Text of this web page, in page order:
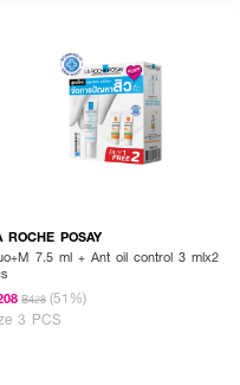
ROCHE POSAY
7.5 ml + Ant oil control 3 mlx2
฿428 (51%)
3 PCS